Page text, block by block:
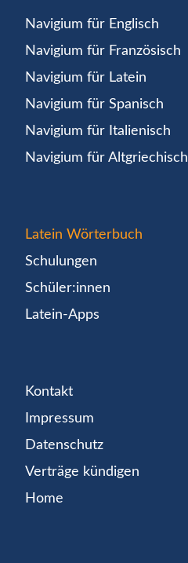
Navigium für Englisch
Navigium für Französisch
Navigium für Latein
Navigium für Spanisch
Navigium für Italienisch
Navigium für Altgriechisch
Latein Wörterbuch
Schulungen
Schüler:innen
Latein-Apps
Kontakt
Impressum
Datenschutz
Verträge kündigen
Home